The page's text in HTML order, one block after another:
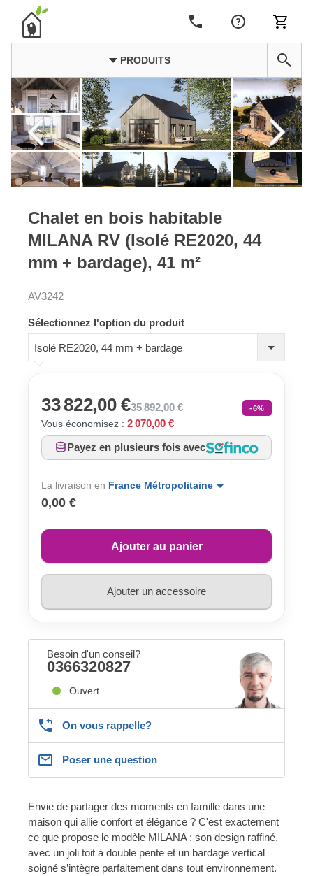
PRODUITS
Chalet en bois habitable
MILANA RV (Isolé RE2020, 44
mm + bardage), 41 m²
AV3242
Sélectionnez l'option du produit
Isolé RE2020, 44 mm + bardage
33 822,00 €35 892,00 € -6%
Vous économisez : 2 070,00 €
Payez en plusieurs fois avec
La livraison en France Métropolitaine
0,00 €
Ajouter au panier
Ajouter un accessoire
Besoin d'un conseil?
0366320827
Ouvert
On vous rappelle?
Poser une question
Envie de partager des moments en famille dans une
maison qui allie confort et élégance ? C'est exactement
ce que propose le modèle MILANA : son design raffiné,
avec un joli toit à double pente et un bardage vertical
soigné s’intègre parfaitement dans tout environnement.